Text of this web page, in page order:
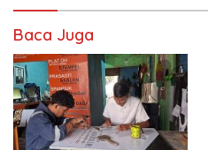
Baca Juga